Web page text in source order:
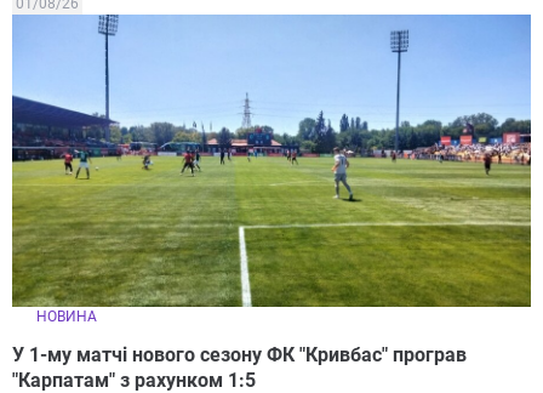
01/08/26
НОВИНА
У 1-му матчі нового сезону ФК "Кривбас" програв
"Карпатам" з рахунком 1:5